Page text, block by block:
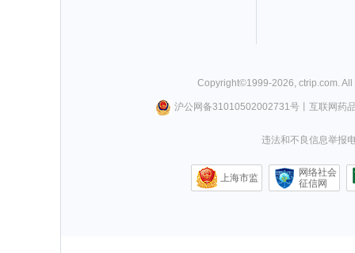
Copyright©1999-2026 ctrip.com .
沪公网备31010502002731号丨 互联网药
违法和不良信息举报
上海市监
网络社会
征信网